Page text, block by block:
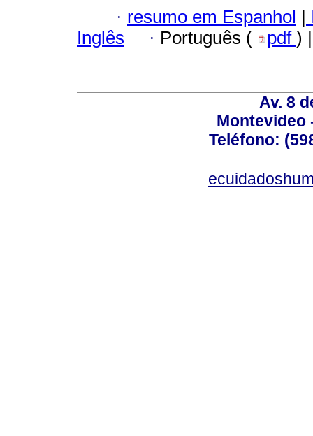
· resumo em Espanhol |
Inglês
· Português ( pdf )
Av. 8
Montevideo
Teléfono: